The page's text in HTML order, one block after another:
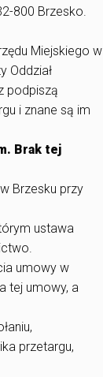
800 Brzesko.
Miejskiego w
Oddział
podpiszą
i znane są im
Brak tej
Brzesku przy
ustawa
umowy w
tej umowy, a
przetargu,